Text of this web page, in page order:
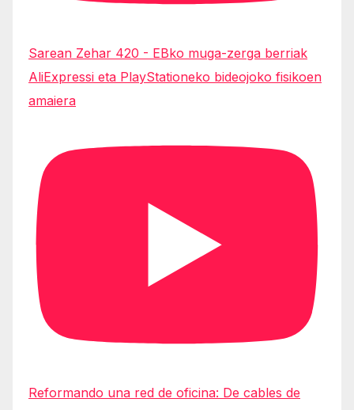
Sarean Zehar 420 - EBko muga-zerga berriak
AliExpressi eta PlayStationeko bideojoko fisikoen
amaiera
Reformando una red de oficina: De cables de